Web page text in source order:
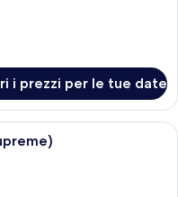
i prezzi per le tue date
d'albergo con un letto